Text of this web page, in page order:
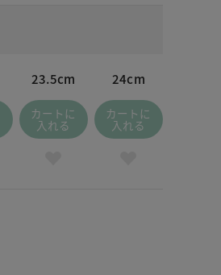
23.5cm
カートに
入れる
24cm
カートに
入れる